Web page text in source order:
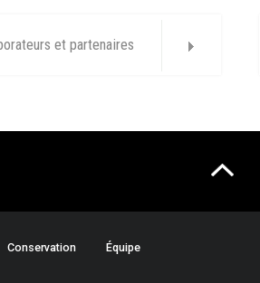
et partenaires
Conservation Équipe